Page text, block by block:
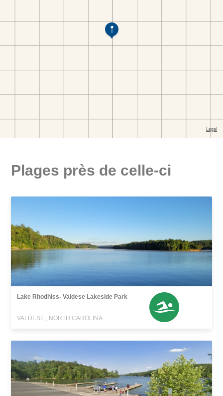
Plages près de celle-ci
Lake Rhodhiss- Valdese Lakeside Park
VALDESE , NORTH CAROLINA